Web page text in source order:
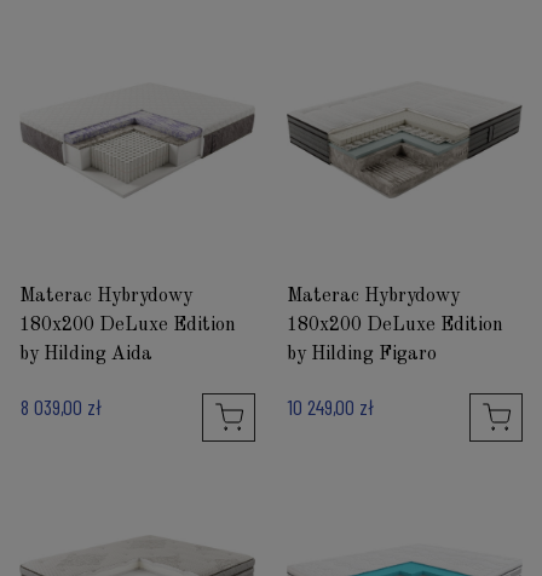
Materac Hybrydowy
180x200 DeLuxe Edition
by Hilding Aida
8 039,00 zł
Materac Hybrydowy
180x200 DeLuxe Edition
by Hilding Figaro
10 249,00 zł